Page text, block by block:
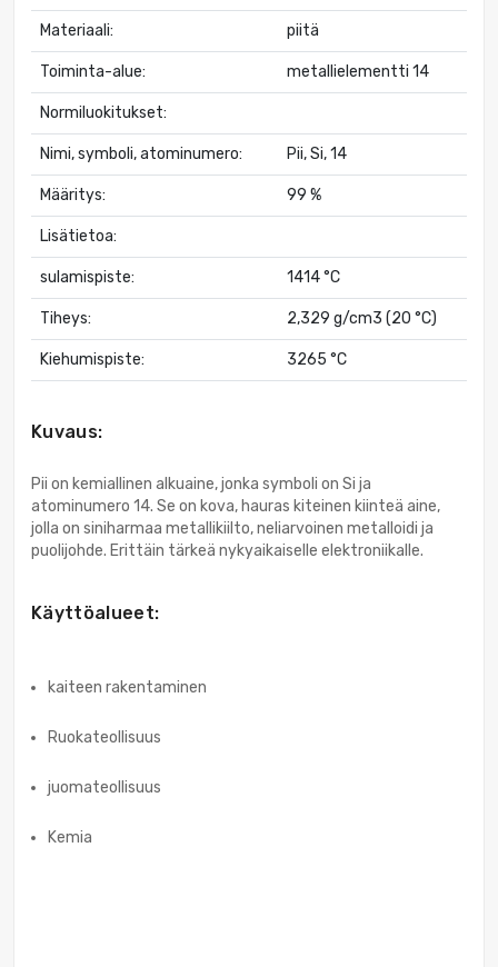
Materiaali: piitä
Toiminta-alue: metallielementti 14
Normiluokitukset:
Nimi, symboli, atominumero: Pii, Si, 14
Määritys: 99 %
Lisätietoa:
sulamispiste: 1414 °C
Tiheys: 2,329 g/cm3 (20 °C)
Kiehumispiste: 3265 °C
Kuvaus:
Pii on kemiallinen alkuaine, jonka symboli on Si ja
atominumero 14. Se on kova, hauras kiteinen kiinteä aine,
jolla on siniharmaa metallikiilto, neliarvoinen metalloidi ja
puolijohde. Erittäin tärkeä nykyaikaiselle elektroniikalle.
Käyttöalueet:
kaiteen rakentaminen
Ruokateollisuus
juomateollisuus
Kemia